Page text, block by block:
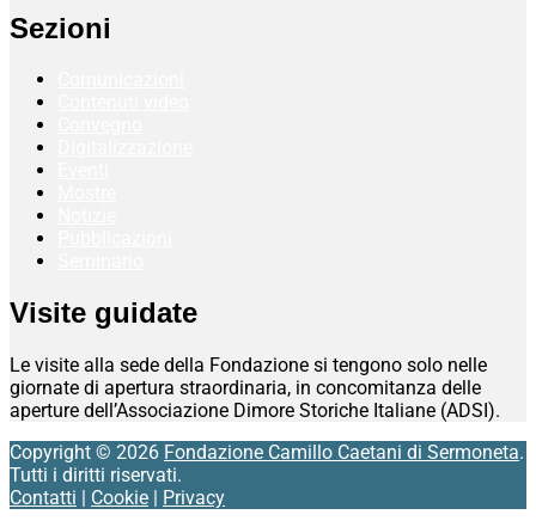
Sezioni
Visite guidate
Le visite alla sede della Fondazione si tengono solo nelle
giornate di apertura straordinaria, in concomitanza delle
aperture dell’Associazione Dimore Storiche Italiane (ADSI).
Copyright © 2026 Fondazione Camillo Caetani di Sermoneta.
Tutti i diritti riservati.
Contatti
Cookie
Privacy